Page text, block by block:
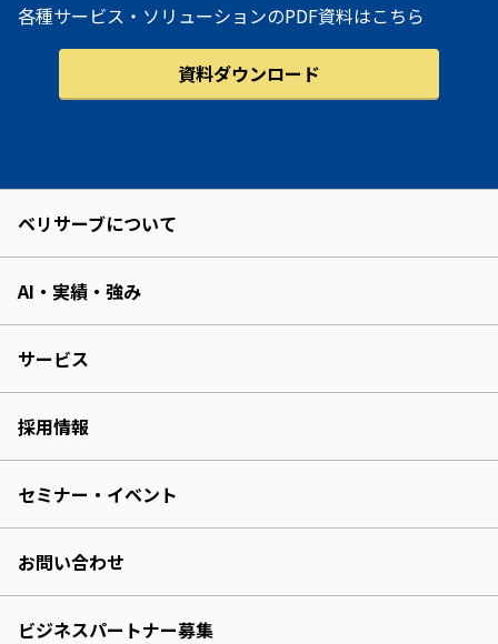
各種サービス・ソリューションのPDF資料はこちら
資料ダウンロード
ベリサーブについて
AI・実績・強み
サービス
採用情報
セミナー・イベント
お問い合わせ
ビジネスパートナー募集